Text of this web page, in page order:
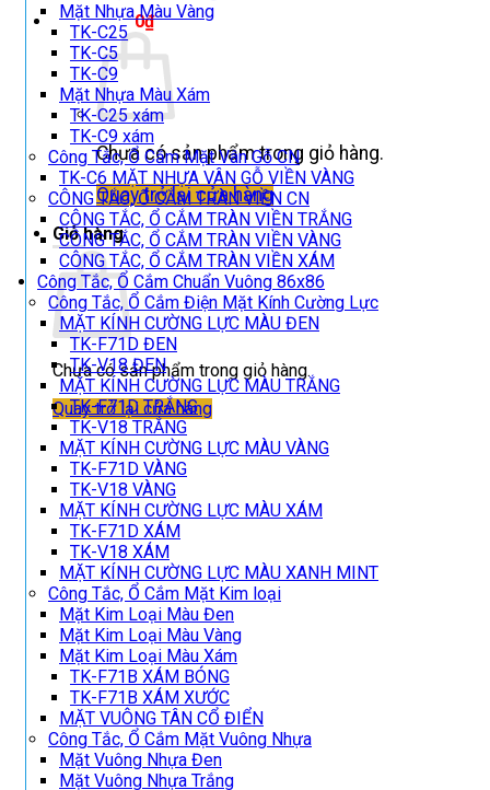
Giỏ hàng /0₫
Chưa có sản phẩm trong giỏ hàng.
Quay trở lại cửa hàng
Giỏ hàng
Chưa có sản phẩm trong giỏ hàng.
Quay trở lại cửa hàng
Mặt Nhựa Màu Vàng
TK-C25
TK-C5
TK-C9
Mặt Nhựa Màu Xám
TK-C25 xám
TK-C9 xám
Công Tắc, Ổ Cắm Mặt Vân Gỗ CN
TK-C6 MẶT NHỰA VÂN GỖ VIỀN VÀNG
CÔNG TẮC, Ổ CẮM TRÀN VIỀN CN
CÔNG TẮC, Ổ CẮM TRÀN VIỀN TRẮNG
CÔNG TẮC, Ổ CẮM TRÀN VIỀN VÀNG
CÔNG TẮC, Ổ CẮM TRÀN VIỀN XÁM
Công Tắc, Ổ Cắm Chuẩn Vuông 86x86
Công Tắc, Ổ Cắm Điện Mặt Kính Cường Lực
MẶT KÍNH CƯỜNG LỰC MÀU ĐEN
TK-F71D ĐEN
TK-V18 ĐEN
MẶT KÍNH CƯỜNG LỰC MÀU TRẮNG
TK-F71D TRẮNG
TK-V18 TRẮNG
MẶT KÍNH CƯỜNG LỰC MÀU VÀNG
TK-F71D VÀNG
TK-V18 VÀNG
MẶT KÍNH CƯỜNG LỰC MÀU XÁM
TK-F71D XÁM
TK-V18 XÁM
MẶT KÍNH CƯỜNG LỰC MÀU XANH MINT
Công Tắc, Ổ Cắm Mặt Kim loại
Mặt Kim Loại Màu Đen
Mặt Kim Loại Màu Vàng
Mặt Kim Loại Màu Xám
TK-F71B XÁM BÓNG
TK-F71B XÁM XƯỚC
MẶT VUÔNG TÂN CỔ ĐIỂN
Công Tắc, Ổ Cắm Mặt Vuông Nhựa
Mặt Vuông Nhựa Đen
Mặt Vuông Nhựa Trắng